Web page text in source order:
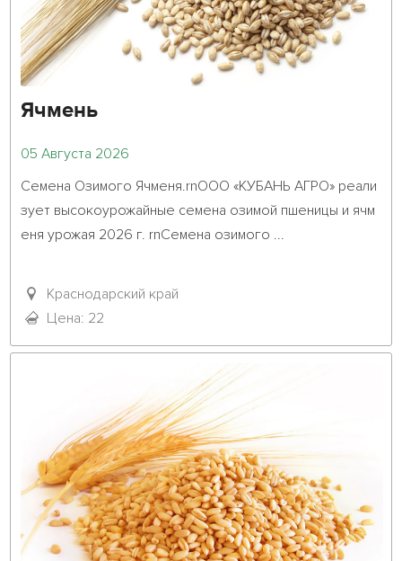
Ячмень
05 Августа 2026
Семена Озимого Ячменя.rnООО «КУБАНЬ АГРО» реали
зует высокоурожайные семена озимой пшеницы и ячм
еня урожая 2026 г. rnСемена озимого ...
Краснодарский край
Цена: 22